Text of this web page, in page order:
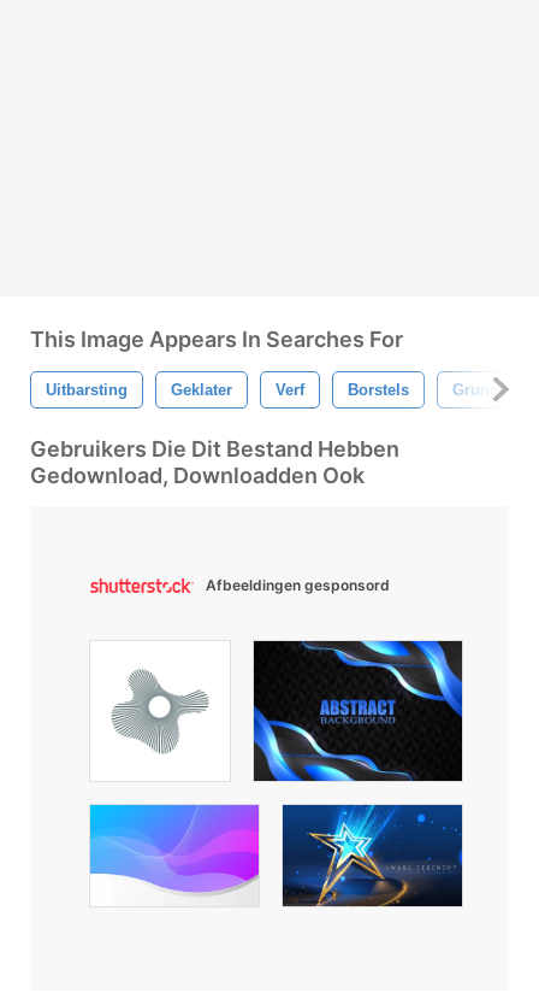
This Image Appears In Searches For
Uitbarsting Geklater Verf Borstels Grunge
Gebruikers Die Dit Bestand Hebben
Gedownload, Downloadden Ook
Afbeeldingen gesponsord